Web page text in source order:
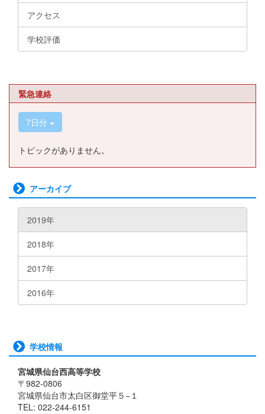
アクセス
学校評価
緊急連絡
7日分
トピックがありません。
アーカイブ
2019年
2018年
2017年
2016年
学校情報
宮城県仙台西高等学校
〒982-0806
宮城県仙台市太白区御堂平５−１
TEL: 022-244-6151